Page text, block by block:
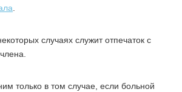
случаях служит отпечаток с
только в том случае, если больной